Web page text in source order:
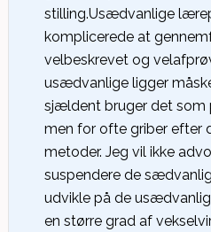
stilling.Usædvanlige
komplicerede at
velbeskrevet og
usædvanlige ligger
sjældent bruger det
men for ofte griber efter
metoder. Jeg vil ikke
suspendere de
udvikle på de
en større grad af